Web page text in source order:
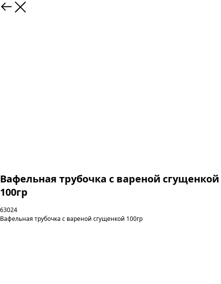
Вафельная трубочка с вареной сгущенкой
100гр
63024
Вафельная трубочка с вареной сгущенкой 100гр